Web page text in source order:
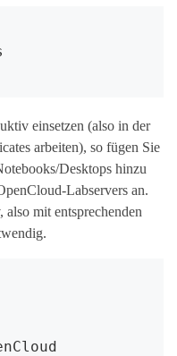
einsetzen (also in der
arbeiten), so fügen Sie
Desktops hinzu
Labservers an.
mit entsprechenden